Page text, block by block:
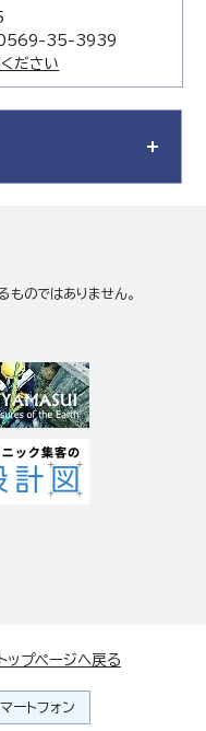
0569-35-3939
ださい
ものではありません。
トップページへ戻る
ートフォン